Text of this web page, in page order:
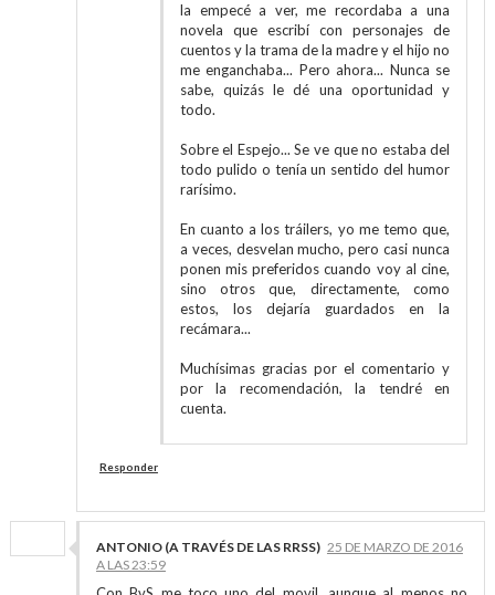
la empecé a ver, me recordaba a una
novela que escribí con personajes de
cuentos y la trama de la madre y el hijo no
me enganchaba... Pero ahora... Nunca se
sabe, quizás le dé una oportunidad y
todo.
Sobre el Espejo... Se ve que no estaba del
todo pulido o tenía un sentido del humor
rarísimo.
En cuanto a los tráilers, yo me temo que,
a veces, desvelan mucho, pero casi nunca
ponen mis preferidos cuando voy al cine,
sino otros que, directamente, como
estos, los dejaría guardados en la
recámara...
Muchísimas gracias por el comentario y
por la recomendación, la tendré en
cuenta.
Responder
ANTONIO (A TRAVÉS DE LAS RRSS) 25 DE MARZO DE 2016
A LAS 23:59